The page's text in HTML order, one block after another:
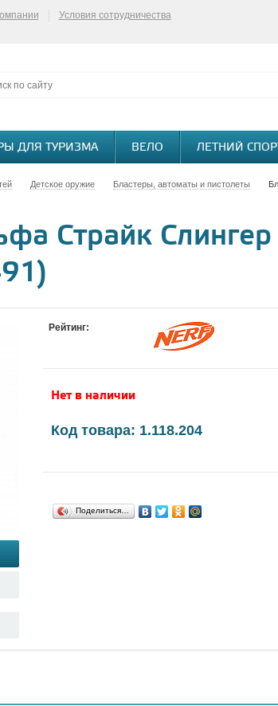
Условия сотрудничества
ДЛЯ ТУРИЗМА ВЕЛО ЛЕТНИЙ
Детское оружие Бластеры, автоматы и пистолеты
Страйк
Рейтинг:
Нет в наличии
Код товара: 1.118.204
Поделиться…